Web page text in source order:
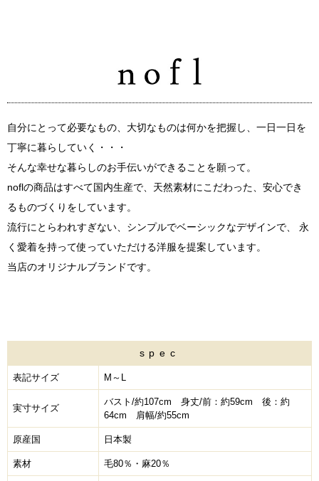
自分にとって必要なもの、大切なものは何かを把握し、一日一日を
丁寧に暮らしていく・・・
そんな幸せな暮らしのお手伝いができることを願って。
noflの商品はすべて国内生産で、天然素材にこだわった、安心でき
るものづくりをしています。
流行にとらわれすぎない、シンプルでベーシックなデザインで、 永
く愛着を持って使っていただける洋服を提案しています。
当店のオリジナルブランドです。
spec
表記サイズ M～L
実寸サイズ
バスト/約107cm 身丈/前：約59cm 後：約
64cm 肩幅/約55cm
原産国 日本製
素材 毛80％・麻20％